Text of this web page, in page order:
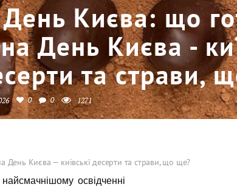
Києва: що
День Києва -
та страви,
0 0 1271
Києва — київські десерти та страви, що ще?
освідченні